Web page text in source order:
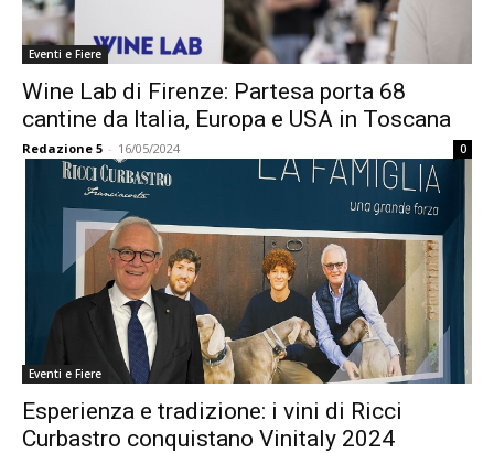
Eventi e Fiere
Wine Lab di Firenze: Partesa porta 68
cantine da Italia, Europa e USA in Toscana
Redazione 5 - 16/05/2024 0
Eventi e Fiere
Esperienza e tradizione: i vini di Ricci
Curbastro conquistano Vinitaly 2024